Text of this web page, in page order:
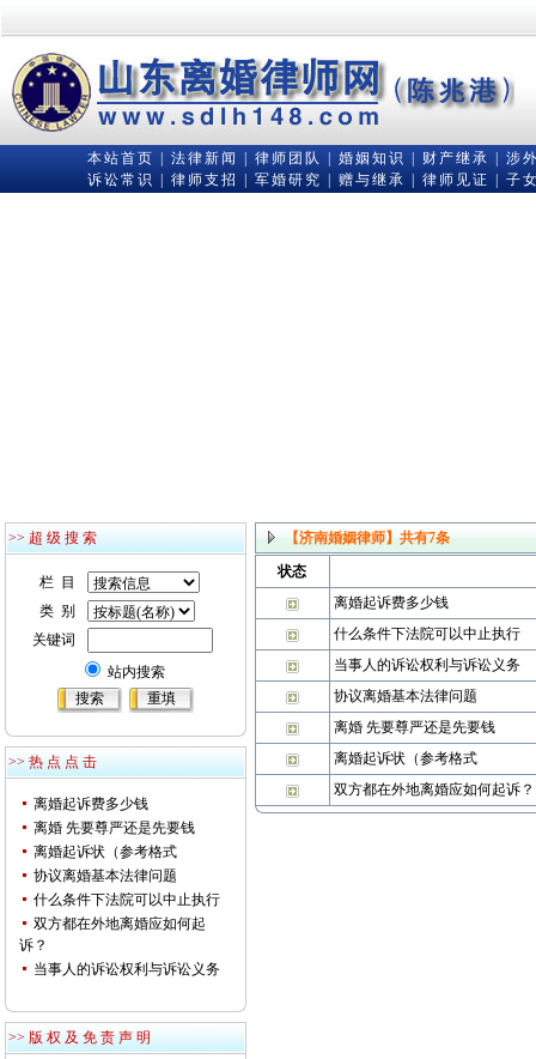
本站首页 法律新闻 律师团队 婚姻知识 财产继承
涉
诉讼常识
律师支招 军婚研究 赠与继承 律师见证 子
>> 超 级 搜 索
栏 目
类 别
关键词
站内搜索
>> 热 点 点 击
离婚起诉费多少钱
离婚 先要尊严还是先要钱
离婚起诉状（参考格式
协议离婚基本法律问题
什么条件下法院可以中止执行
双方都在外地离婚应如何起
诉？
当事人的诉讼权利与诉讼义务
>> 版 权 及 免 责 声 明
【济南婚姻律师】 共有7条
状态
离婚起诉费多少钱
什么条件下法院可以中止执行
当事人的诉讼权利与诉讼义务
协议离婚基本法律问题
离婚 先要尊严还是先要钱
离婚起诉状（参考格式
双方都在外地离婚应如何起诉？